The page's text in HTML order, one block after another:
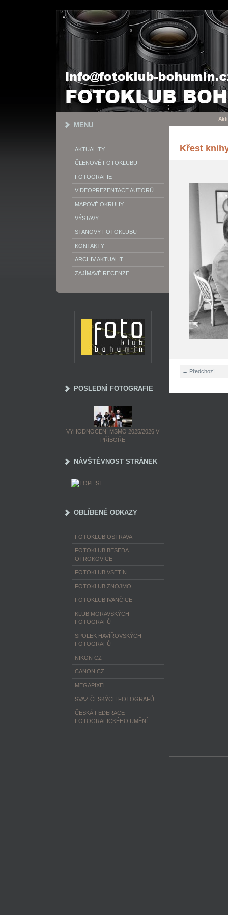
MENU
AKTUALITY
ČLENOVÉ FOTOKLUBU
FOTOGRAFIE
VIDEOPREZENTACE AUTORŮ
MAPOVÉ OKRUHY
VÝSTAVY
STANOVY FOTOKLUBU
KONTAKTY
ARCHIV AKTUALIT
ZAJÍMAVÉ RECENZE
POSLEDNÍ FOTOGRAFIE
VYHODNOCENÍ MSMO 2025/2026 V
PŘÍBOŘE
NÁVŠTĚVNOST STRÁNEK
OBLÍBENÉ ODKAZY
FOTOKLUB OSTRAVA
FOTOKLUB BESEDA
OTROKOVICE
FOTOKLUB VSETÍN
FOTOKLUB ZNOJMO
FOTOKLUB IVANČICE
KLUB MORAVSKÝCH
FOTOGRAFŮ
SPOLEK HAVÍŘOVSKÝCH
FOTOGRAFŮ
NIKON CZ
CANON CZ
MEGAPIXEL
SVAZ ČESKÝCH FOTOGRAFŮ
ČESKÁ FEDERACE
FOTOGRAFICKÉHO UMĚNÍ
Křest
← Předchozí